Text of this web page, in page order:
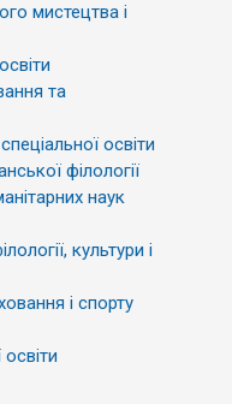
мистецтва і
та
освіти
філології
наук
культури і
і спорту